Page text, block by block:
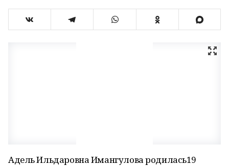
Адель Ильдаровна Имангулова родилась19